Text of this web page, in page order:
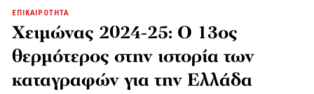
ΕΠΙΚΑΙΡΟΤΗΤΑ
Χειμώνας 2024-25: Ο 13ος
θερμότερος στην ιστορία των
καταγραφών για την Ελλάδα